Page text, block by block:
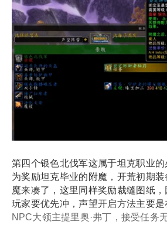
第四个银色北伐军这属于坦克职业
为奖励坦克毕业的附魔，开荒初期
魔来凑了，这里同样奖励裁缝图纸
玩家要优先冲，声望开启方法主要是
NPC大领主提里奥·弗丁 ，接受任务